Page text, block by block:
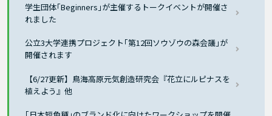
学生団体｢Beginners｣が主催するトークイベントが開催さ
れました
公立3大学連携プロジェクト｢第12回ソウゾウの森会議｣が
開催されます
【6/27更新】鳥海高原元気創造研究会『花立にルピナスを
植えよう』他